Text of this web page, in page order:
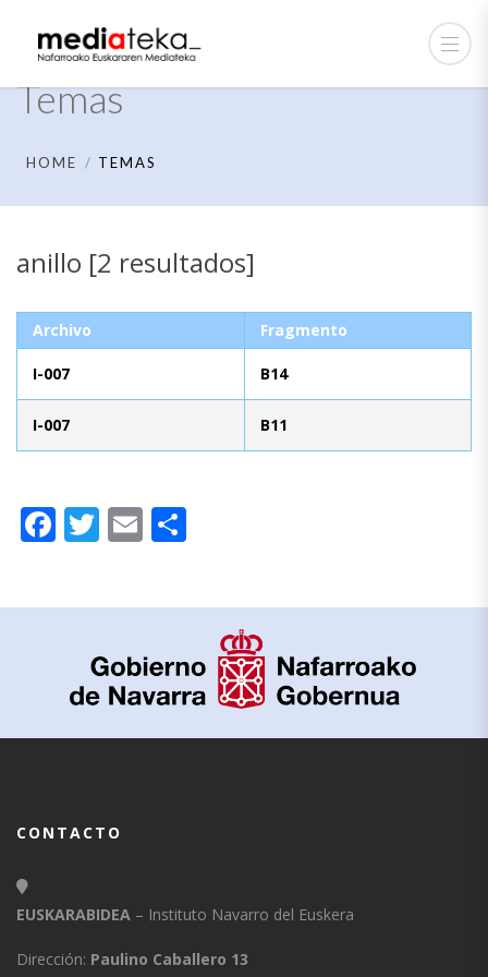
Temas
HOME TEMAS
anillo [2 resultados]
Archivo Fragmento
I-007 B14
I-007 B11
Facebook
Twitter
Email
CONTACTO
EUSKARABIDEA – Instituto Navarro del Euskera
Dirección: Paulino Caballero 13